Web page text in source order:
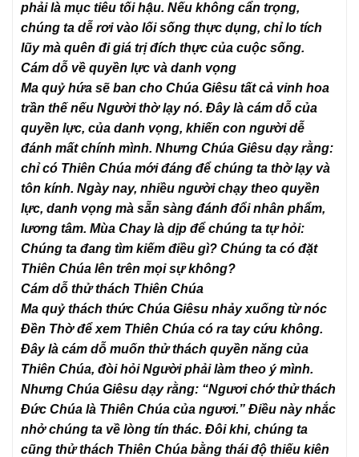
phải là mục tiêu tối hậu. Nếu không cẩn trọng,
chúng ta dễ rơi vào lối sống thực dụng, chỉ lo tích
lũy mà quên đi giá trị đích thực của cuộc sống.
Cám dỗ về quyền lực và danh vọng
Ma quỷ hứa sẽ ban cho Chúa Giêsu tất cả vinh hoa
trần thế nếu Người thờ lạy nó. Đây là cám dỗ của
quyền lực, của danh vọng, khiến con người dễ
đánh mất chính mình. Nhưng Chúa Giêsu dạy rằng:
chỉ có Thiên Chúa mới đáng để chúng ta thờ lạy và
tôn kính. Ngày nay, nhiều người chạy theo quyền
lực, danh vọng mà sẵn sàng đánh đổi nhân phẩm,
lương tâm. Mùa Chay là dịp để chúng ta tự hỏi:
Chúng ta đang tìm kiếm điều gì? Chúng ta có đặt
Thiên Chúa lên trên mọi sự không?
Cám dỗ thử thách Thiên Chúa
Ma quỷ thách thức Chúa Giêsu nhảy xuống từ nóc
Đền Thờ để xem Thiên Chúa có ra tay cứu không.
Đây là cám dỗ muốn thử thách quyền năng của
Thiên Chúa, đòi hỏi Người phải làm theo ý mình.
Nhưng Chúa Giêsu dạy rằng: “Ngươi chớ thử thách
Đức Chúa là Thiên Chúa của ngươi.” Điều này nhắc
nhở chúng ta về lòng tín thác. Đôi khi, chúng ta
cũng thử thách Thiên Chúa bằng thái độ thiếu kiên